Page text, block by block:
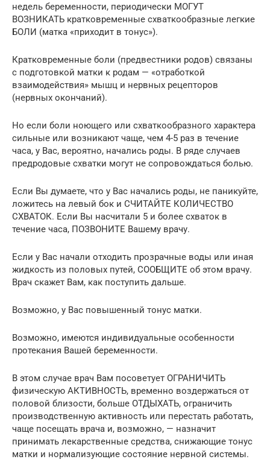
недель беременности, периодически МОГУТ
ВОЗНИКАТЬ кратковременные схваткообразные легкие
БОЛИ (матка «приходит в тонус»).
Кратковременные боли (предвестники родов) связаны
с подготовкой матки к родам — «отработкой
взаимодействия» мышц и нервных рецепторов
(нервных окончаний).
Но если боли ноющего или схваткообразного характера
сильные или возникают чаще, чем 4-5 раз в течение
часа, у Вас, вероятно, начались роды. В ряде случаев
предродовые схватки могут не сопровождаться болью.
Если Вы думаете, что у Вас начались роды, не паникуйте,
ложитесь на левый бок и СЧИТАЙТЕ КОЛИЧЕСТВО
СХВАТОК. Если Вы насчитали 5 и более схваток в
течение часа, ПОЗВОНИТЕ Вашему врачу.
Если у Вас начали отходить прозрачные воды или иная
жидкость из половых путей, СООБЩИТЕ об этом врачу.
Врач скажет Вам, как поступить дальше.
Возможно, у Вас повышенный тонус матки.
Возможно, имеются индивидуальные особенности
протекания Вашей беременности.
В этом случае врач Вам посоветует ОГРАНИЧИТЬ
физическую АКТИВНОСТЬ, временно воздержаться от
половой близости, больше ОТДЫХАТЬ, ограничить
производственную активность или перестать работать,
чаще посещать врача и, возможно, — назначит
принимать лекарственные средства, снижающие тонус
матки и нормализующие состояние нервной системы.